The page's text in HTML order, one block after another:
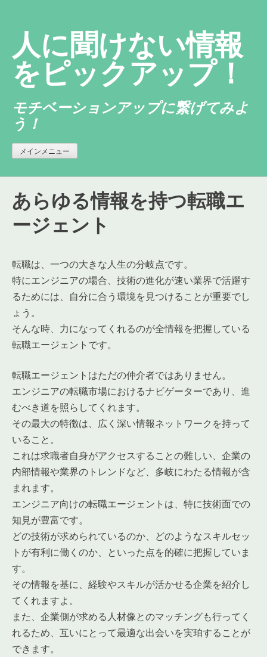
人に聞けない情報
をピックアップ！
モチベーションアップに繋げてみよ
う！
メインメニュー
あらゆる情報を持つ転職エ
ージェント
転職は、一つの大きな人生の分岐点です。
特にエンジニアの場合、技術の進化が速い業界で活躍す
るためには、自分に合う環境を見つけることが重要でし
ょう。
そんな時、力になってくれるのが全情報を把握している
転職エージェントです。
転職エージェントはただの仲介者ではありません。
エンジニアの転職市場におけるナビゲーターであり、進
むべき道を照らしてくれます。
その最大の特徴は、広く深い情報ネットワークを持って
いること。
これは求職者自身がアクセスすることの難しい、企業の
内部情報や業界のトレンドなど、多岐にわたる情報が含
まれます。
エンジニア向けの転職エージェントは、特に技術面での
知見が豊富です。
どの技術が求められているのか、どのようなスキルセッ
トが有利に働くのか、といった点を的確に把握していま
す。
その情報を基に、経験やスキルが活かせる企業を紹介し
てくれますよ。
また、企業側が求める人材像とのマッチングも行ってく
れるため、互いにとって最適な出会いを実珀することが
できます。